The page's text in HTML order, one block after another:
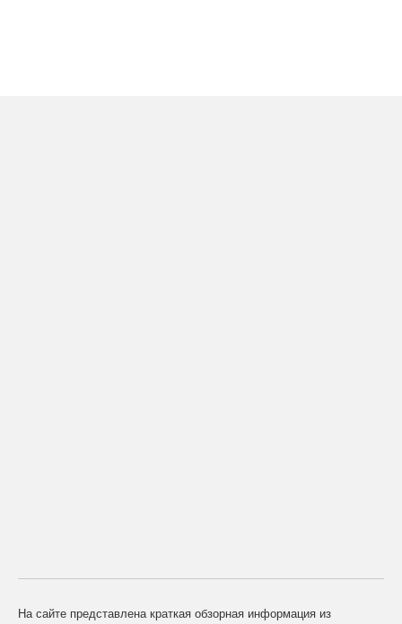
На сайте представлена краткая обзорная информация из